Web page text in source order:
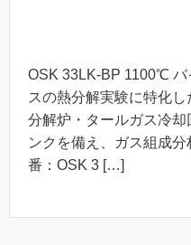
OSK 33LK-BP 1100℃ バ
スの熱分解実験に特化
分解炉・タールガス冷
ンクを備え、ガス組成
番：OSK 3 […]